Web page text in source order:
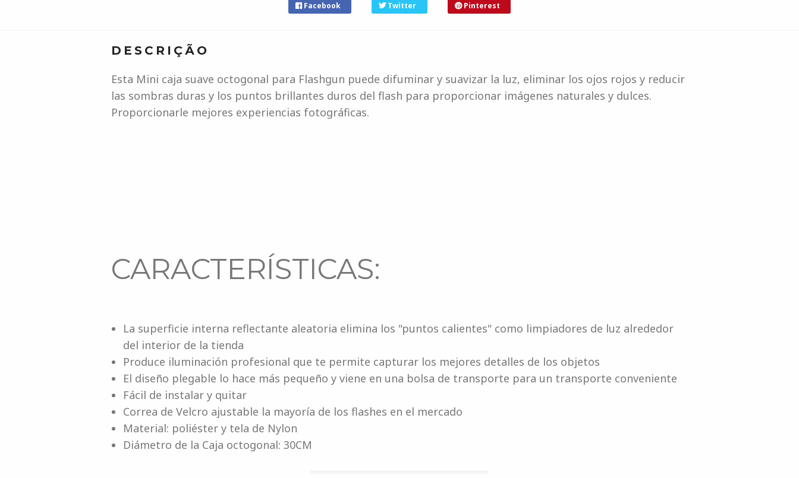
Facebook Twitter Pinterest
DESCRIÇÃO
Esta Mini caja suave octogonal para Flashgun puede difuminar y suavizar la luz, eliminar los ojos rojos y reducir
las sombras duras y los puntos brillantes duros del flash para proporcionar imágenes naturales y dulces.
Proporcionarle mejores experiencias fotográficas.
CARACTERÍSTICAS:
La superficie interna reflectante aleatoria elimina los "puntos calientes" como limpiadores de luz alrededor
del interior de la tienda
Produce iluminación profesional que te permite capturar los mejores detalles de los objetos
El diseño plegable lo hace más pequeño y viene en una bolsa de transporte para un transporte conveniente
Fácil de instalar y quitar
Correa de Velcro ajustable la mayoría de los flashes en el mercado
Material: poliéster y tela de Nylon
Diámetro de la Caja octogonal: 30CM